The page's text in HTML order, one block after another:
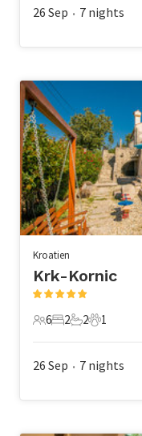
26 Sep • 7 nights
Kroatien
Krk-Kornic
6 Gäste
6
2 Schlafzimmer
2
2 Badezimmer
2
1 Haustier
1
26 Sep • 7 nights